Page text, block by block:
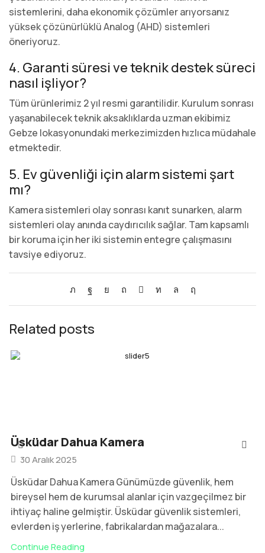
sistemlerini, daha ekonomik çözümler arıyorsanız
yüksek çözünürlüklü Analog (AHD) sistemleri
öneriyoruz.
4. Garanti süresi ve teknik destek süreci
nasıl işliyor?
Tüm ürünlerimiz 2 yıl resmi garantilidir. Kurulum sonrası
yaşanabilecek teknik aksaklıklarda uzman ekibimiz
Gebze lokasyonundaki merkezimizden hızlıca müdahale
etmektedir.
5. Ev güvenliği için alarm sistemi şart
mı?
Kamera sistemleri olay sonrası kanıt sunarken, alarm
sistemleri olay anında caydırıcılık sağlar. Tam kapsamlı
bir koruma için her iki sistemin entegre çalışmasını
tavsiye ediyoruz.
Related posts
Üsküdar Dahua Kamera
30 Aralık 2025
Üsküdar Dahua Kamera Günümüzde güvenlik, hem
bireysel hem de kurumsal alanlar için vazgeçilmez bir
ihtiyaç haline gelmiştir. Üsküdar güvenlik sistemleri,
evlerden iş yerlerine, fabrikalardan mağazalara...
Continue Reading